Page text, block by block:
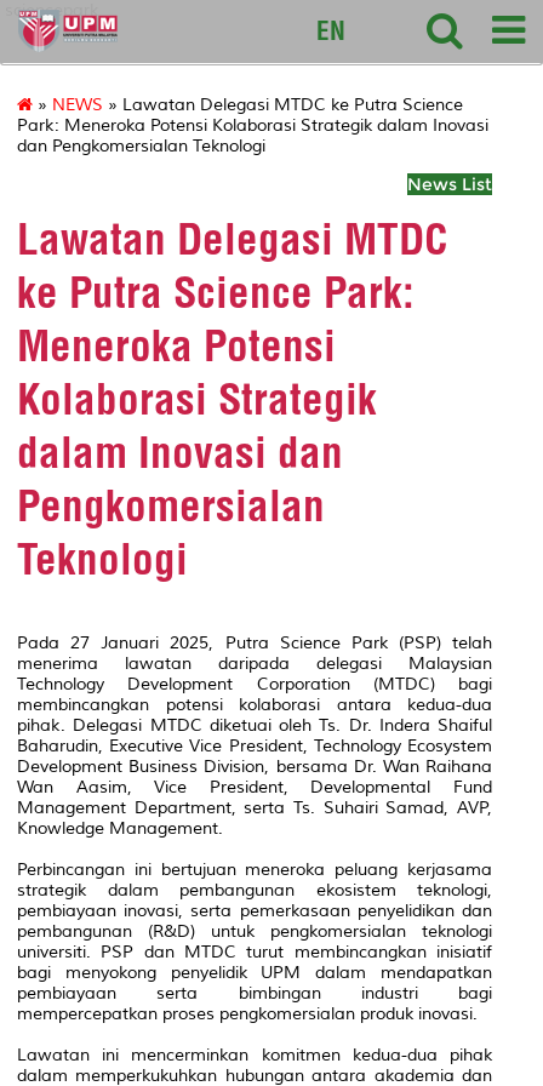
sciencepark
EN
» NEWS » Lawatan Delegasi MTDC ke Putra Science
Park: Meneroka Potensi Kolaborasi Strategik dalam Inovasi
dan Pengkomersialan Teknologi
News List
Lawatan Delegasi MTDC
ke Putra Science Park:
Meneroka Potensi
Kolaborasi Strategik
dalam Inovasi dan
Pengkomersialan
Teknologi
Pada 27 Januari 2025, Putra Science Park (PSP) telah
menerima lawatan daripada delegasi Malaysian
Technology Development Corporation (MTDC) bagi
membincangkan potensi kolaborasi antara kedua-dua
pihak. Delegasi MTDC diketuai oleh Ts. Dr. Indera Shaiful
Baharudin, Executive Vice President, Technology Ecosystem
Development Business Division, bersama Dr. Wan Raihana
Wan Aasim, Vice President, Developmental Fund
Management Department, serta Ts. Suhairi Samad, AVP,
Knowledge Management.
Perbincangan ini bertujuan meneroka peluang kerjasama
strategik dalam pembangunan ekosistem teknologi,
pembiayaan inovasi, serta pemerkasaan penyelidikan dan
pembangunan (R&D) untuk pengkomersialan teknologi
universiti. PSP dan MTDC turut membincangkan inisiatif
bagi menyokong penyelidik UPM dalam mendapatkan
pembiayaan serta bimbingan industri bagi
mempercepatkan proses pengkomersialan produk inovasi.
Lawatan ini mencerminkan komitmen kedua-dua pihak
dalam memperkukuhkan hubungan antara akademia dan